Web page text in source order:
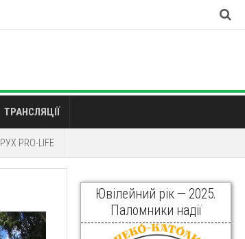
ТРАНСЛЯЦІЇ
РУХ PRO-LIFE
Ювілейний рік — 2025.
Паломники надії